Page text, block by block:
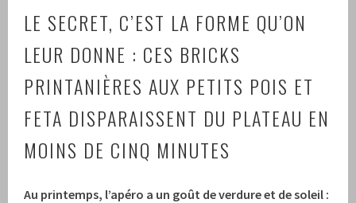
LE SECRET, C’EST LA FORME QU’ON
LEUR DONNE : CES BRICKS
PRINTANIÈRES AUX PETITS POIS ET
FETA DISPARAISSENT DU PLATEAU EN
MOINS DE CINQ MINUTES
Au printemps, l’apéro a un goût de verdure et de soleil :